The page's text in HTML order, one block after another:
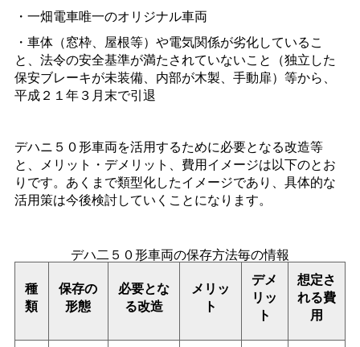
・一畑電車唯一のオリジナル車両
・車体（窓枠、屋根等）や電気関係が劣化しているこ
と、法令の安全基準が満たされていないこと（独立した
保安ブレーキが未装備、内部が木製、手動扉）等から、
平成２１年３月末で引退
デハニ５０形車両を活用するために必要となる改造等
と、メリット・デメリット、費用イメージは以下のとお
りです。あくまで類型化したイメージであり、具体的な
活用策は今後検討していくことになります。
種
類
保存の
形態
必要とな
る改造
メリッ
ト
デメ
リッ
ト
想定さ
れる費
用
デハ二５０形車両の保存方法毎の情報